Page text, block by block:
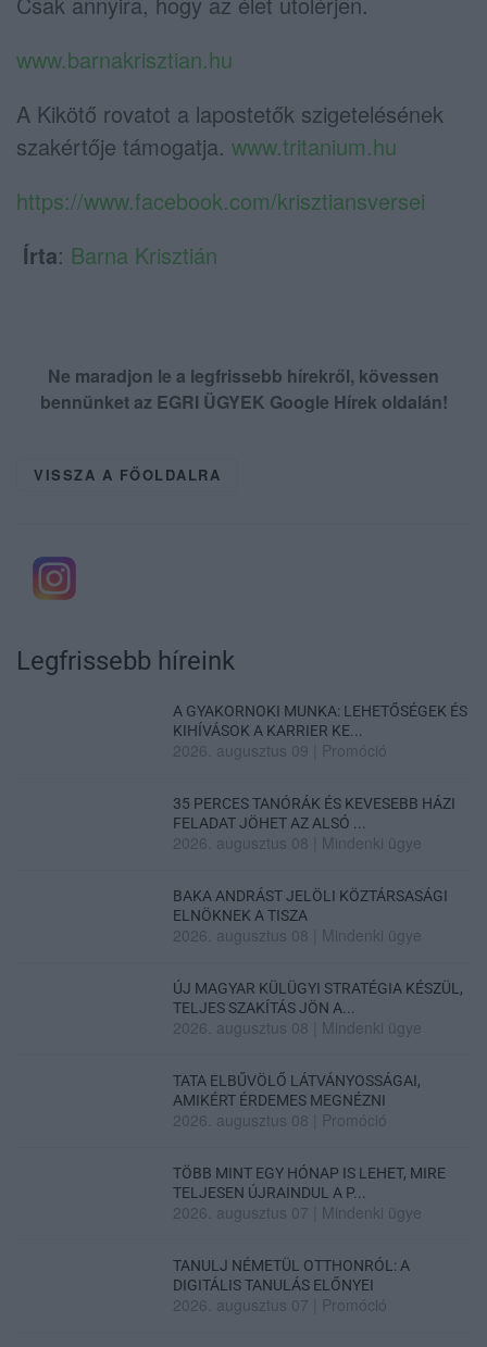
www.barnakrisztian.hu
A Kikötő rovatot a lapostetők szigetelésének
szakértője támogatja. www.tritanium.hu
https://www.facebook.com/krisztiansversei
Írta: Barna Krisztián
Ne maradjon le a legfrissebb hírekről, kövessen
bennünket az EGRI ÜGYEK Google Hírek oldalán!
VISSZA A FŐOLDALRA
Legfrissebb híreink
A GYAKORNOKI MUNKA: LEHETŐSÉGEK ÉS
KIHÍVÁSOK A KARRIER KE...
2026. augusztus 09 Promóció
35 PERCES TANÓRÁK ÉS KEVESEBB HÁZI
FELADAT JÖHET AZ ALSÓ ...
2026. augusztus 08 Mindenki ügye
BAKA ANDRÁST JELÖLI KÖZTÁRSASÁGI
ELNÖKNEK A TISZA
2026. augusztus 08 Mindenki ügye
ÚJ MAGYAR KÜLÜGYI STRATÉGIA KÉSZÜL,
TELJES SZAKÍTÁS JÖN A...
2026. augusztus 08 Mindenki ügye
TATA ELBŰVÖLŐ LÁTVÁNYOSSÁGAI,
AMIKÉRT ÉRDEMES MEGNÉZNI
2026. augusztus 08 Promóció
TÖBB MINT EGY HÓNAP IS LEHET, MIRE
TELJESEN ÚJRAINDUL A P...
2026. augusztus 07 Mindenki ügye
TANULJ NÉMETÜL OTTHONRÓL: A
DIGITÁLIS TANULÁS ELŐNYEI
2026. augusztus 07 Promóció